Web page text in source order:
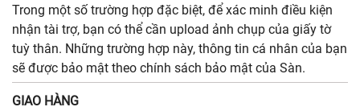
Trong một số trường hợp đặc biệt, để xác minh điều kiện
nhận tài trợ, bạn có thể cần upload ảnh chụp của giấy tờ
tuỳ thân. Những trường hợp này, thông tin cá nhân của bạn
sẽ được bảo mật theo chính sách bảo mật của Sàn.
GIAO HÀNG